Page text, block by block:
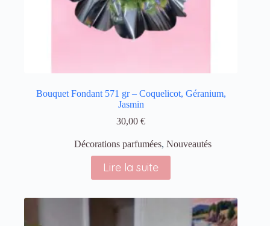
Bouquet Fondant 571 gr – Coquelicot, Géranium,
Jasmin
30,00€
Décorations parfumées,Nouveautés
Lire la suite